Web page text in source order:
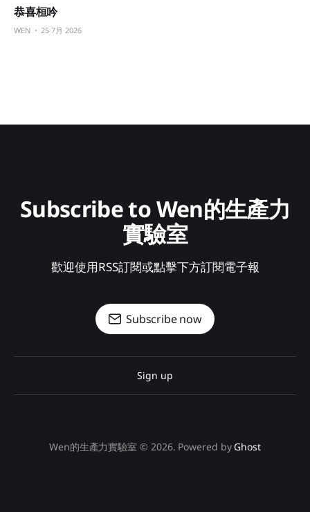
恭喜桓吟
WEN 25 7月 2026
Subscribe to Wen的生產力
實驗室
歡迎使用RSS訂閱或點擊下方訂閱電子報
Subscribe now
Sign up
Wen的生產力實驗室 © 2026. Powered by Ghost